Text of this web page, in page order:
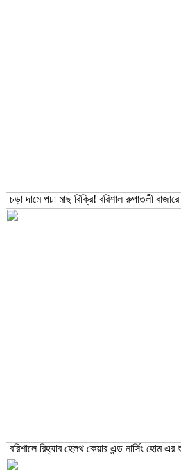
চড়া দামে পচা মাছ বিক্রি! বরিশাল রুপাতলী
বরিশালে রিহ্যাব হেলথ কেয়ার এন্ড নার্সিং হোম